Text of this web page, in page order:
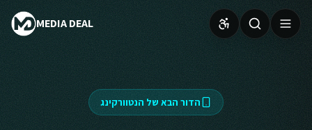
MEDIA DEAL
הדור הבא של הנטוורקינג